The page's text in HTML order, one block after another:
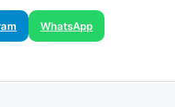
WhatsApp